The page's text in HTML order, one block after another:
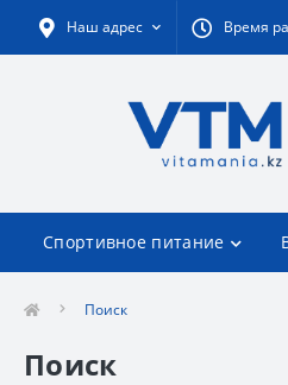
Наш адрес Время
Спортивное питание
Поиск
Поиск